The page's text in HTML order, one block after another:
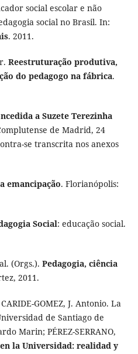
social escolar e não
social no Brasil. In:
. 2011.
Reestruturação produtiva,
do pedagogo na fábrica.
a Suzete Terezinha
de Madrid, 24
se transcrita nos anexos
emancipação. Florianópolis:
Social: educação social.
(Orgs.). Pedagogia, ciência
2011.
GOMEZ, J. Antonio. La
de Santiago de
Marin; PÉREZ-SERRANO,
la Universidad: realidad y